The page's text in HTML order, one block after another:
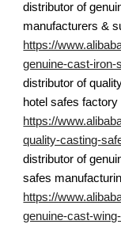
distributor of
manufacturers &
https://
genuine-cast-iron-
distributor of
hotel safes
https://
quality-casting-
distributor of
safes
https://
genuine-cast-